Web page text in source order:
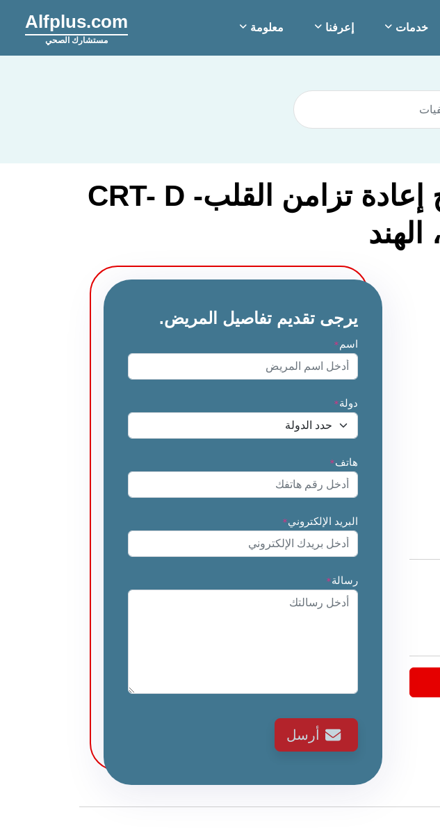
Alfplus.com
مستشارك الصحي
خدمات إعرفنا معلومة
أفضل المستشفيات والأطباء لـ علاج إعادة تزامن القلب- CRT- D
يرجى تقديم تفاصيل المريض.
اسم *
دولة*
هاتف*
البريد الإلكتروني*
رسالة*
أرسل